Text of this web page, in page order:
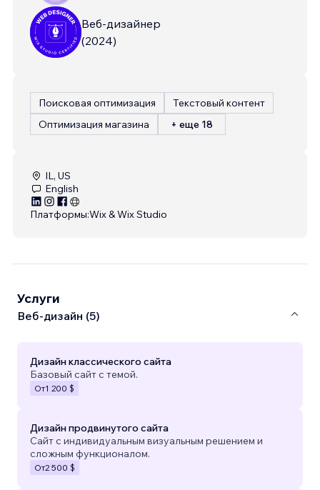
Веб-дизайнер
(2024)
Поисковая оптимизация
Текстовый контент
Оптимизация магазина
+ еще 18
IL, US
English
Платформы:Wix & Wix Studio
Услуги
Веб-дизайн (5)
Дизайн классического сайта
Базовый сайт с темой.
От1 200 $
Дизайн продвинутого сайта
Сайт с индивидуальным визуальным решением и
сложным функционалом.
От2 500 $